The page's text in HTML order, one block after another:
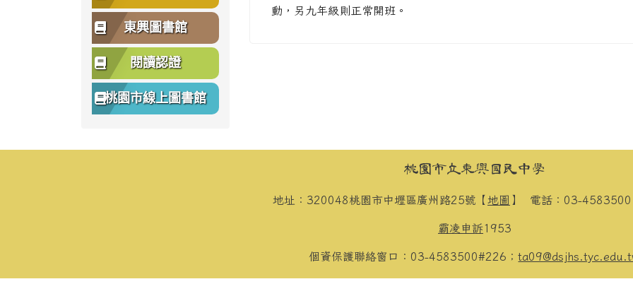
東興圖書館
閱讀認證
桃園市線上圖書館
動，另九年級則正常開班。
桃園市立東興國民中學
地址：320048桃園市中壢區廣州路25號【 地圖 】 電話：03-4583500
霸凌申訴1953
個資保護聯絡窗口：03-4583500#226；